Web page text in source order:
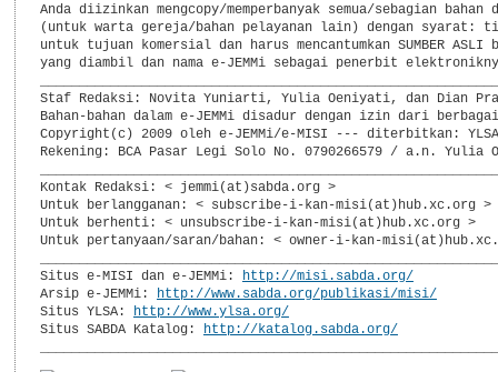
Anda diizinkan mengcopy/memperbanyak semua/sebagian bahan
(untuk warta gereja/bahan pelayanan lain) dengan syarat:
untuk tujuan komersial dan harus mencantumkan SUMBER ASLI
yang diambil dan nama e-JEMMi sebagai penerbit
Staf Redaksi: Novita Yuniarti, Yulia Oeniyati, dan Dian
Bahan-bahan dalam e-JEMMi disadur dengan izin dari
Copyright(c) 2009 oleh e-JEMMi/e-MISI --- diterbitkan:
Rekening: BCA Pasar Legi Solo No. 0790266579 / a.n. Yulia
Kontak Redaksi: < jemmi(at)sabda.org >
Untuk berlangganan: < subscribe-i-kan-misi(at)hub.xc.org >
Untuk berhenti: < unsubscribe-i-kan-misi(at)hub.xc.org >
Untuk pertanyaan/saran/bahan: < owner-i-kan-
Situs e-MISI dan e-JEMMi:
http://misi.sabda.org/
Arsip e-JEMMi:
http://www.sabda.org/publikasi/misi/
Situs YLSA:
http://www.ylsa.org/
Situs SABDA Katalog:
http://katalog.sabda.org/